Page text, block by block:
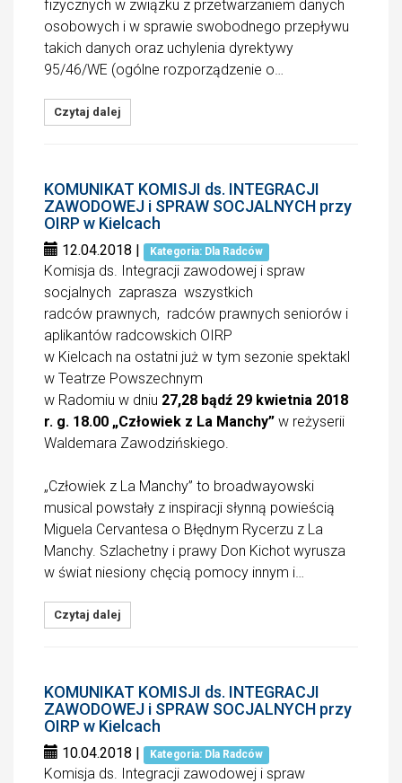
fizycznych w związku z przetwarzaniem danych
osobowych i w sprawie swobodnego przepływu
takich danych oraz uchylenia dyrektywy
95/46/WE (ogólne rozporządzenie o…
Czytaj dalej
KOMUNIKAT KOMISJI ds. INTEGRACJI
ZAWODOWEJ i SPRAW SOCJALNYCH przy
OIRP w Kielcach
12.04.2018 | Kategoria: Dla Radców
Komisja ds. Integracji zawodowej i spraw
socjalnych zaprasza wszystkich
radców prawnych, radców prawnych seniorów i
aplikantów radcowskich OIRP
w Kielcach na ostatni już w tym sezonie spektakl
w Teatrze Powszechnym
w Radomiu w dniu 27,28 bądź 29 kwietnia 2018
r. g. 18.00 „Człowiek z La Manchy” w reżyserii
Waldemara Zawodzińskiego.
„Człowiek z La Manchy” to broadwayowski
musical powstały z inspiracji słynną powieścią
Miguela Cervantesa o Błędnym Rycerzu z La
Manchy. Szlachetny i prawy Don Kichot wyrusza
w świat niesiony chęcią pomocy innym i…
Czytaj dalej
KOMUNIKAT KOMISJI ds. INTEGRACJI
ZAWODOWEJ i SPRAW SOCJALNYCH przy
OIRP w Kielcach
10.04.2018 | Kategoria: Dla Radców
Komisja ds. Integracji zawodowej i spraw